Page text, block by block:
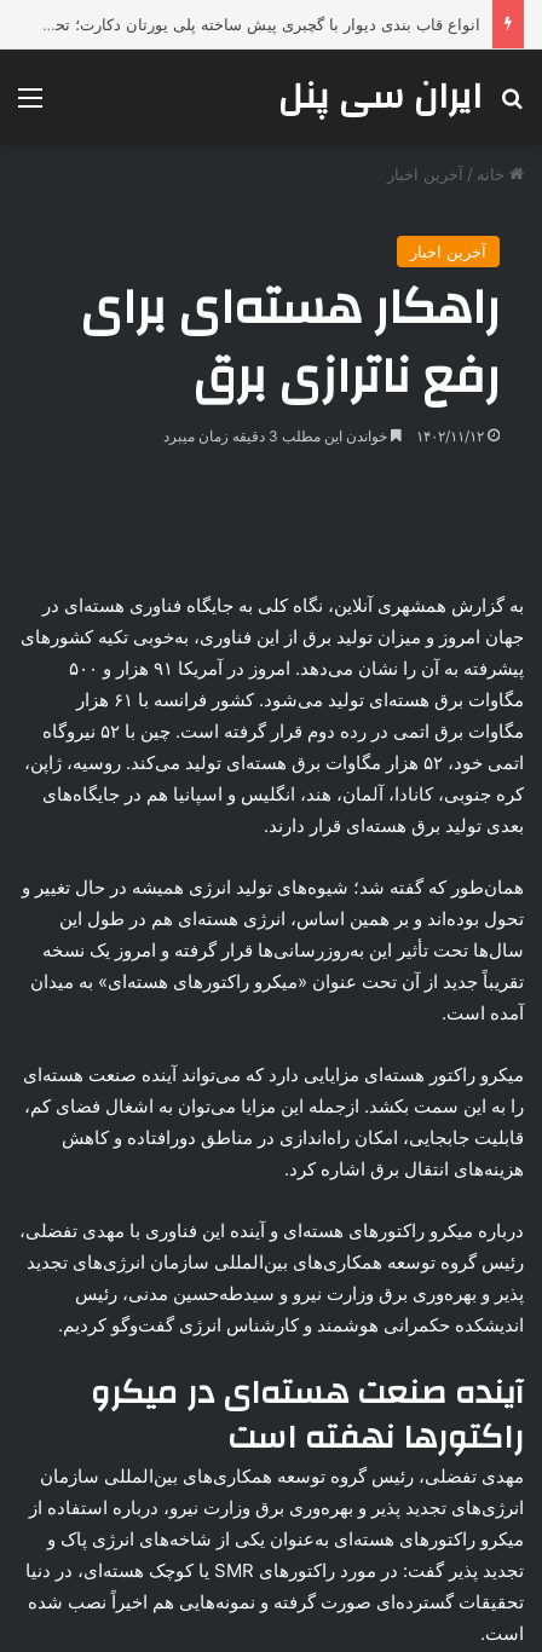
چرا محصولات جوشکاری ESAB همچنان انتخاب اول صنایع بزرگ هستند؟
ایران سی پنل
جستجو برای
خانه / آخرین اخبار
آخرین اخبار
راهکار هسته‌ای برای
رفع ناترازی برق
۱۴۰۲/۱۱/۱۲ خواندن این مطلب 3 دقیقه زمان میبرد
به گزارش همشهری آنلاین، نگاه کلی به جایگاه فناوری هسته‌ای در
جهان امروز و میزان تولید برق از این فناوری، به‌خوبی تکیه کشورهای
پیشرفته به آن را نشان می‌دهد. امروز در آمریکا ۹۱ هزار و ۵۰۰
مگاوات برق هسته‌ای تولید می‌شود. کشور فرانسه با ۶۱ هزار
مگاوات برق اتمی در رده دوم قرار گرفته است. چین با ۵۲ نیروگاه
اتمی خود، ۵۲ هزار مگاوات برق هسته‌ای تولید می‌کند. روسیه، ژاپن،
کره جنوبی، کانادا، آلمان، هند، انگلیس و اسپانیا هم در جایگاه‌های
بعدی تولید برق هسته‌ای قرار دارند.
همان‌طور که گفته شد؛ شیوه‌های تولید انرژی همیشه در حال تغییر و
تحول بوده‌اند و بر همین اساس، انرژی هسته‌ای هم در طول این
سال‌ها تحت تأثیر این به‌روزرسانی‌ها قرار گرفته و امروز یک نسخه
تقریباً جدید از آن تحت عنوان «میکرو راکتورهای هسته‌ای» به میدان
آمده است.
میکرو راکتور هسته‌ای مزایایی دارد که می‌تواند آینده صنعت هسته‌ای
را به این سمت بکشد. ازجمله این مزایا می‌توان به اشغال فضای کم،
قابلیت جابجایی، امکان راه‌اندازی در مناطق دورافتاده و کاهش
هزینه‌های انتقال برق اشاره کرد.
درباره میکرو راکتورهای هسته‌ای و آینده این فناوری با مهدی تفضلی،
رئیس گروه توسعه همکاری‌های بین‌المللی سازمان انرژی‌های تجدید
پذیر و بهره‌وری برق وزارت نیرو و سیدطه‌حسین مدنی، رئیس
اندیشکده حکمرانی هوشمند و کارشناس انرژی گفت‌وگو کردیم.
آینده صنعت هسته‌ای در میکرو
راکتورها نهفته است
مهدی تفضلی، رئیس گروه توسعه همکاری‌های بین‌المللی سازمان
انرژی‌های تجدید پذیر و بهره‌وری برق وزارت نیرو، درباره استفاده از
میکرو راکتورهای هسته‌ای به‌عنوان یکی از شاخه‌های انرژی پاک و
تجدید پذیر گفت: در مورد راکتورهای SMR یا کوچک هسته‌ای، در دنیا
تحقیقات گسترده‌ای صورت گرفته و نمونه‌هایی هم اخیراً نصب شده
است.